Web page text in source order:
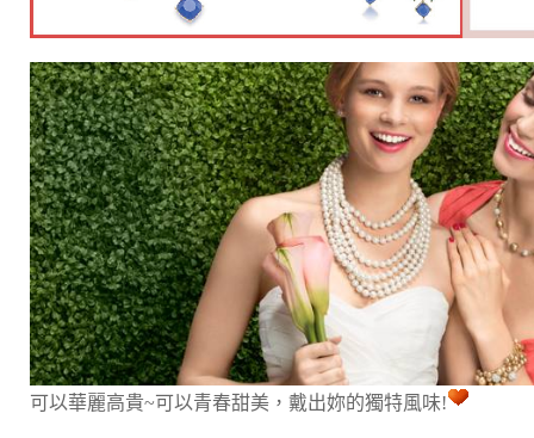
可以華麗高貴~可以青春甜美，戴出妳的獨特風味!